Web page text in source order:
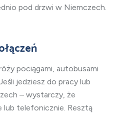
pod drzwi w Niemczech.
pociągami, autobusami
jedziesz do pracy lub
– wystarczy, że
lub telefonicznie. Resztą